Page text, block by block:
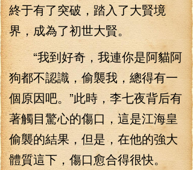
終于有了突破，踏入了大賢境
界，成為了初世大賢。
“我到好奇，我連你是阿貓阿
狗都不認識，偷襲我，總得有一
個原因吧。”此時，李七夜背后有
著觸目驚心的傷口，這是江海皇
偷襲的結果，但是，在他的強大
體質這下，傷口愈合得很快。